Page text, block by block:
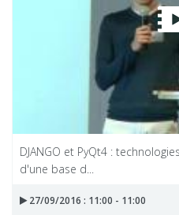
DJANGO et PyQt4 :
d'une base d...
27/09/2016 : 11:00 - 11:00